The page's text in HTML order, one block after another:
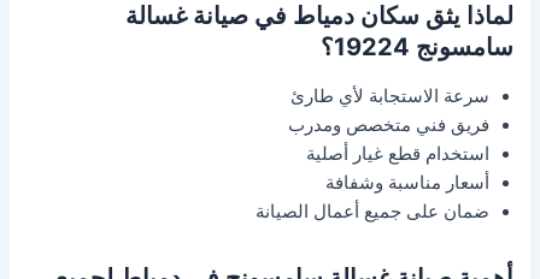
لماذا يثق سكان دمياط في صيانة غسالة
سامسونج 19224؟
سرعة الاستجابة لأي طارئ
فريق فني متخصص ومدرب
استخدام قطع غيار أصلية
أسعار مناسبة وشفافة
ضمان على جميع أعمال الصيانة